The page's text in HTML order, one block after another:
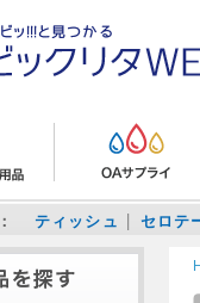
ティッシュ セロテ